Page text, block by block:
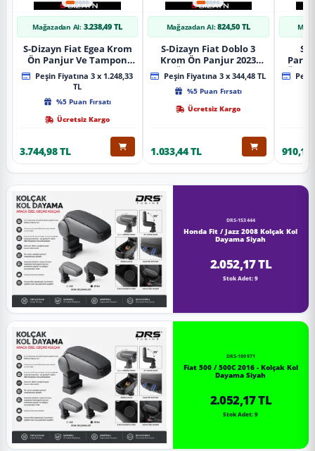
Mağazadan Al: 3.238,49 TL
S-Dizayn Fiat Egea Krom
Ön Panjur Ve Tampon
Çıta Seti Diamond Model
22 Prç. 2020 Üzeri (Parlak
Peşin Fiyatına 3 x 1.248,33
TL
%5 Puan Fırsatı
Ücretsiz Kargo
3.744,98 TL
Mağazadan Al: 824,50 TL
S-Dizayn Fiat Doblo 3
Krom Ön Panjur 2023
Üzeri A+ Kalite
Peşin Fiyatına 3 x 344,48 TL
%5 Puan Fırsatı
Ücretsiz Kargo
1.033,44 TL
S-
Ön
910,16
DRS-153444
Honda Fit / Jazz 2008 Kolçak Kol
Dayama Siyah
2.052,17 TL
Stok Adet: 9
DRS-109971
Fiat 500 / 500C 2016 - Kolçak Kol
Dayama Siyah
2.052,17 TL
Stok Adet: 9